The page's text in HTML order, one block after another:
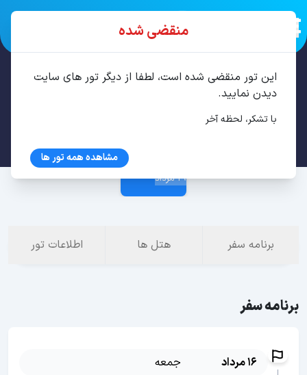
19 مرداد
برنامه سفر هتل ها اطلاعات تور
برنامه سفر
16 مرداد جمعه
منقضی شده
این تور منقضی شده است، لطفا از دیگر تور های سایت
دیدن نمایید.
با تشکر، لحظه آخر
مشاهده همه تور ها